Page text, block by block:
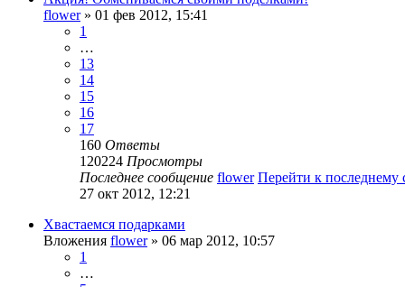
flower» 01 фев 2012, 15:41
1
…
13
14
15
16
17
160 Ответы
120224 Просмотры
Последнее сообщение flower Перейти к
27 окт 2012, 12:21
Хвастаемся подарками
Вложения flower» 06 мар 2012, 10:57
1
…